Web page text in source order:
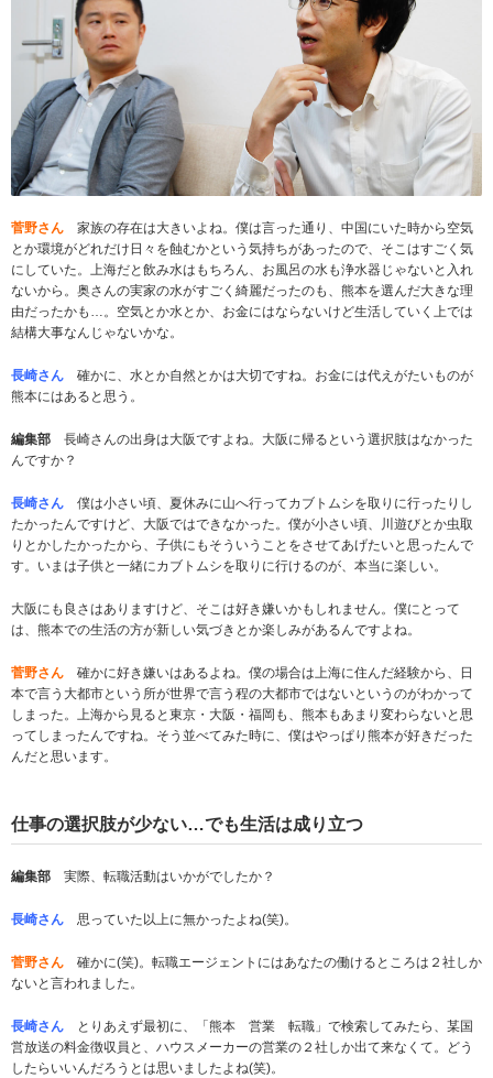
菅野さん
家族の存在は大きいよね。僕は言った通り、中国にいた時から空気
とか環境がどれだけ日々を蝕むかという気持ちがあったので、そこはすごく気
にしていた。上海だと飲み水はもちろん、お風呂の水も浄水器じゃないと入れ
ないから。奥さんの実家の水がすごく綺麗だったのも、熊本を選んだ大きな理
由だったかも…。空気とか水とか、お金にはならないけど生活していく上では
結構大事なんじゃないかな。
長崎さん
確かに、水とか自然とかは大切ですね。お金には代えがたいものが
熊本にはあると思う。
編集部 長崎さんの出身は大阪ですよね。大阪に帰るという選択肢はなかった
んですか？
長崎さん
僕は小さい頃、夏休みに山へ行ってカブトムシを取りに行ったりし
たかったんですけど、大阪ではできなかった。僕が小さい頃、川遊びとか虫取
りとかしたかったから、子供にもそういうことをさせてあげたいと思ったんで
す。いまは子供と一緒にカブトムシを取りに行けるのが、本当に楽しい。
大阪にも良さはありますけど、そこは好き嫌いかもしれません。僕にとって
は、熊本での生活の方が新しい気づきとか楽しみがあるんですよね。
菅野さん
確かに好き嫌いはあるよね。僕の場合は上海に住んだ経験から、日
本で言う大都市という所が世界で言う程の大都市ではないというのがわかって
しまった。上海から見ると東京・大阪・福岡も、熊本もあまり変わらないと思
ってしまったんですね。そう並べてみた時に、僕はやっぱり熊本が好きだった
んだと思います。
仕事の選択肢が少ない…でも生活は成り立つ
編集部 実際、転職活動はいかがでしたか？
長崎さん 思っていた以上に無かったよね(笑)。
菅野さん
確かに(笑)。転職エージェントにはあなたの働けるところは２社しか
ないと言われました。
長崎さん
とりあえず最初に、「熊本 営業 転職」で検索してみたら、某国
営放送の料金徴収員と、ハウスメーカーの営業の２社しか出て来なくて。どう
したらいいんだろうとは思いましたよね(笑)。